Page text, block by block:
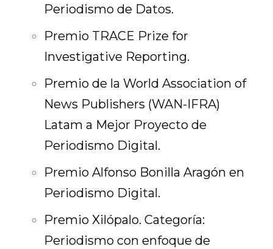
Periodismo de Datos.
Premio TRACE Prize for
Investigative Reporting.
Premio de la World Association of
News Publishers (WAN-IFRA)
Latam a Mejor Proyecto de
Periodismo Digital.
Premio Alfonso Bonilla Aragón en
Periodismo Digital.
Premio Xilópalo. Categoría:
Periodismo con enfoque de